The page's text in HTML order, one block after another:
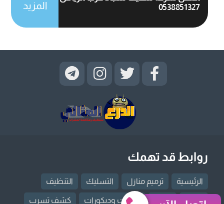
0538851327
المزيد
روابط قد تهمك
الرئيسية ترميم منازل التسليك التنظيف
العزل النقل دهانات وديكورات كشف تسرب